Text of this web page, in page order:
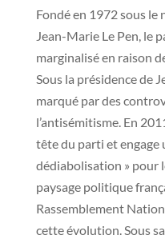
Fondé en 1972 sous
Jean-Marie Le Pen, le
marginalisé en raison
Sous la présidence de
marqué par des
l’antisémitisme. En
tête du parti et engage
dédiabolisation » pour
paysage politique
Rassemblement
cette évolution. Sous